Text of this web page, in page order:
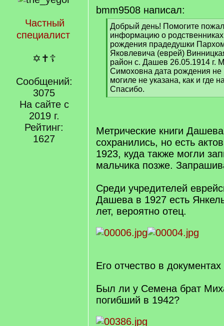
Частный
специалист
✡✝☦
Сообщений:
3075
На сайте с
2019 г.
Рейтинг:
1627
bmm9508 написал:
[
q
]
Добрый день! Помогите
информацию о
рождения прадедушки
Яковлевича (еврей)
район с. Дашев 26.05.1914 г.
Симоховна дата рождения не
могиле не указана, как и где
Спасибо.
[
Метрические книги
сохранились, но есть
1923, куда также могли
мальчика позже.
Среди учредителей
Дашева в 1927 есть
лет, вероятно отец.
Его отчество в
Был ли у Семена брат
погибший в 1942?